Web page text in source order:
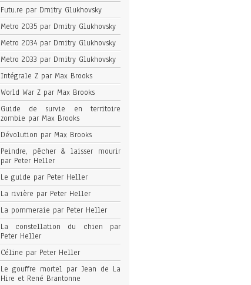
Futu.re par Dmitry Glukhovsky
Metro 2035 par Dmitry Glukhovsky
Metro 2034 par Dmitry Glukhovsky
Metro 2033 par Dmitry Glukhovsky
Intégrale Z par Max Brooks
World War Z par Max Brooks
Guide de survie en territoire
zombie par Max Brooks
Dévolution par Max Brooks
Peindre, pêcher & laisser mourir
par Peter Heller
Le guide par Peter Heller
La rivière par Peter Heller
La pommeraie par Peter Heller
La constellation du chien par
Peter Heller
Céline par Peter Heller
Le gouffre mortel par Jean de La
Hire et René Brantonne